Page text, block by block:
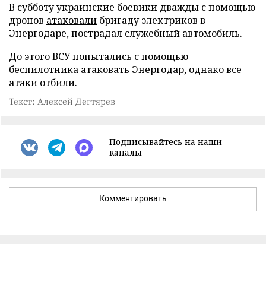
В субботу украинские боевики дважды с помощью
дронов атаковали бригаду электриков в
Энергодаре, пострадал служебный автомобиль.
До этого ВСУпопытались с помощью
беспилотника атаковать Энергодар, однако все
атаки отбили.
Текст: Алексей Дегтярев
Подписывайтесь на наши
каналы
Комментировать